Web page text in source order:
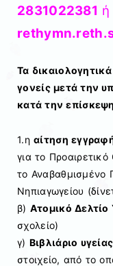
2831022381 ή
Τα
γονείς μετά την
κατά την
1.ηαίτηση
για το
το Αναβαθμισμένο
Νηπιαγωγείου
β) Ατομικό
σχολείο)
γ) Βιβλιάριο
στοιχείο, από το